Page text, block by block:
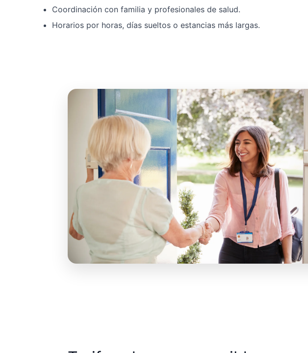
Coordinación con familia y profesionales de salud.
Horarios por horas, días sueltos o estancias más largas.